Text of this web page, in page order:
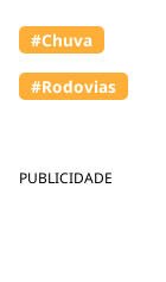
PUBLICIDADE
#Chuva
#Rodovias